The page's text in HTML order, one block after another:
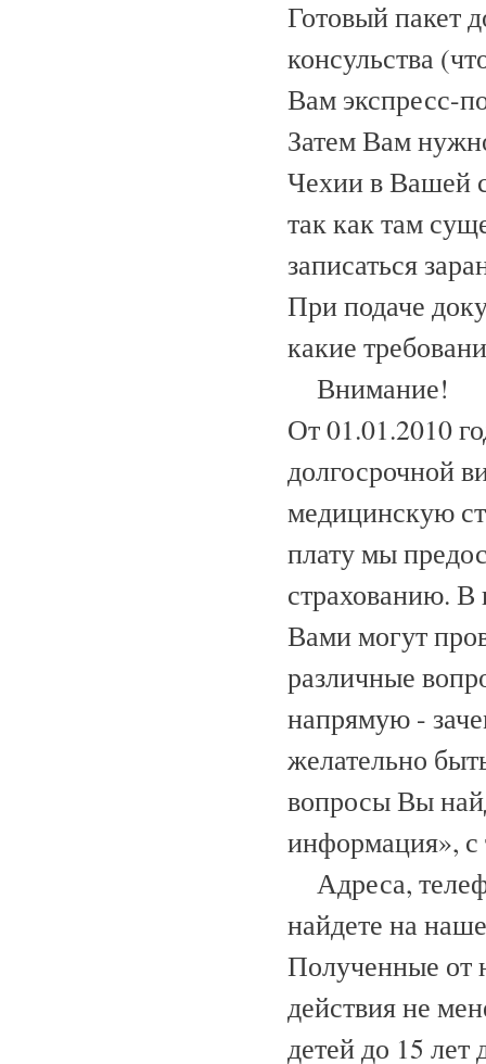
Готовый пакет
консульства
Вам экспресс-
Затем Вам
Чехии в Вашей
так как там
записаться
При подаче
какие
Внимание!
От 01.01.2010
долгосрочной
медицинскую
плату мы
страхованию. В
Вами могут
различные
напрямую -
желательно
вопросы Вы
информация», с
Адреса,
найдете на
Полученные от
действия не
детей до 15